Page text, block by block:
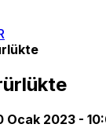
Ocak 2023 -